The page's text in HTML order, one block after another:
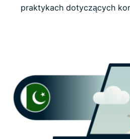
praktykach dotyczących